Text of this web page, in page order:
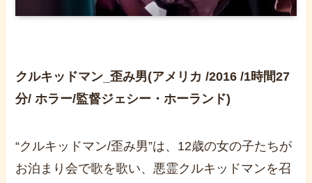
クルキッドマン_歪み男(アメリカ /2016 /1時間27
分/ ホラー/監督ジェシー・ホーランド)
“クルキッドマン/歪み男”は、12歳の女の子たちが
お泊まり会で歌を歌い、悪霊クルキッドマンを召